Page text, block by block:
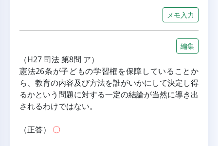
メモ入力
編集
（H27 司法 第8問 ア）
憲法26条が子どもの学習権を保障していることか
ら、教育の内容及び方法を誰がいかにして決定し得
るかという問題に対する一定の結論が当然に導き出
されるわけではない。
（正答） 〇